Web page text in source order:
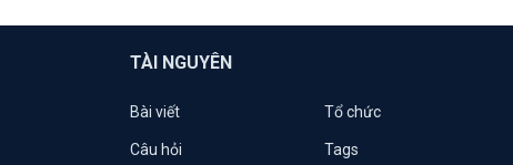
TÀI NGUYÊN
Bài viết Tổ chức
Câu hỏi Tags